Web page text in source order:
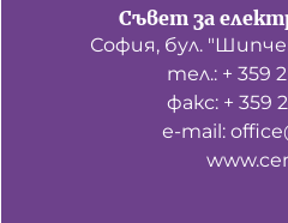
Съвет за
София, бул.
тел.: + 359
факс: + 359
е-mail: